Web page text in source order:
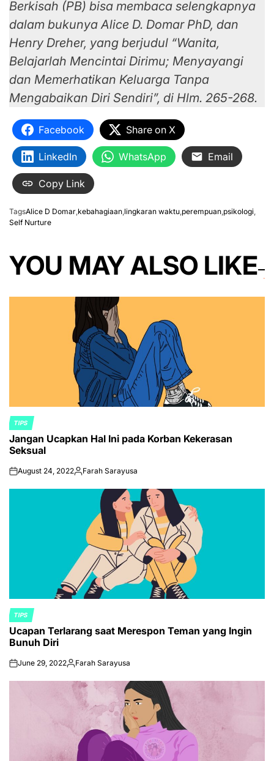
Berkisah (PB) bisa membaca selengkapnya
dalam bukunya Alice D. Domar PhD, dan
Henry Dreher, yang berjudul “Wanita,
Belajarlah Mencintai Dirimu; Menyayangi
dan Memerhatikan Keluarga Tanpa
Mengabaikan Diri Sendiri”, di Hlm. 265-268.
Facebook Share on X
LinkedIn WhatsApp Email
Copy Link
TagsAlice D Domar kebahagiaan lingkaran waktu perempuan psikologi
Self Nurture
YOU MAY ALSO LIKE
POSTED
IN
TIPS
Jangan Ucapkan Hal Ini pada Korban Kekerasan
Seksual
onAugust 24, 2022Posted
Farah Sarayusa
POSTED
IN
TIPS
Ucapan Terlarang saat Merespon Teman yang Ingin
Bunuh Diri
onJune 29, 2022Posted
Farah Sarayusa